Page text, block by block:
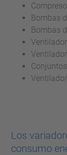
Bombas
Bombas
Los
consumo